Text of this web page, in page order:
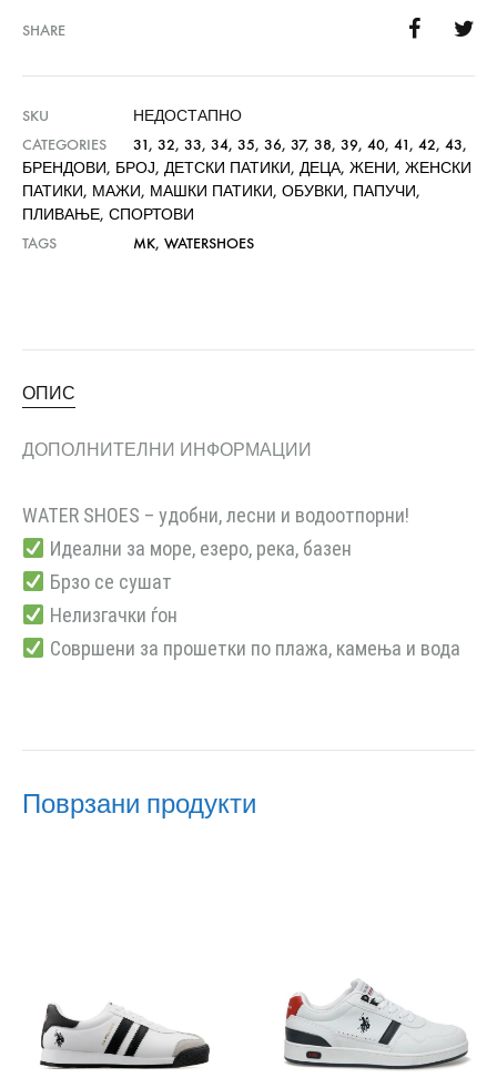
SHARE
SKU
НЕДОСТАПНО
CATEGORIES
31, 32, 33, 34, 35, 36, 37, 38, 39, 40, 41, 42, 43,
БРЕНДОВИ, БРОЈ, ДЕТСКИ ПАТИКИ, ДЕЦА, ЖЕНИ, ЖЕНСКИ
ПАТИКИ, МАЖИ, МАШКИ ПАТИКИ, ОБУВКИ, ПАПУЧИ,
ПЛИВАЊЕ, СПОРТОВИ
TAGS
MK, WATERSHOES
ОПИС
ДОПОЛНИТЕЛНИ ИНФОРМАЦИИ
WATER SHOES – удобни, лесни и водоотпорни!
Идеални за море, езеро, река, базен
Брзо се сушат
Нелизгачки ѓон
Совршени за прошетки по плажа, камења и вода
Поврзани продукти